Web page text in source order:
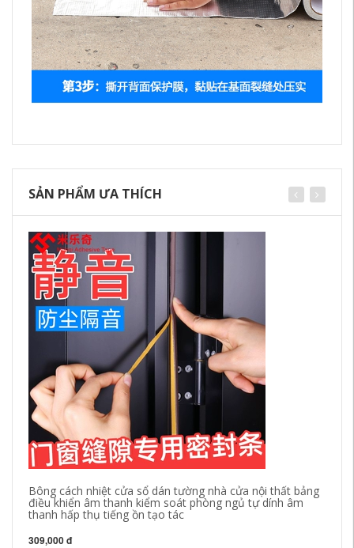
SẢN PHẨM ƯA THÍCH
Bông cách nhiệt cửa sổ dán tường nhà cửa nội thất bảng
điều khiển âm thanh kiểm soát phòng ngủ tự dính âm
thanh hấp thụ tiếng ồn tạo tác
309,000 đ